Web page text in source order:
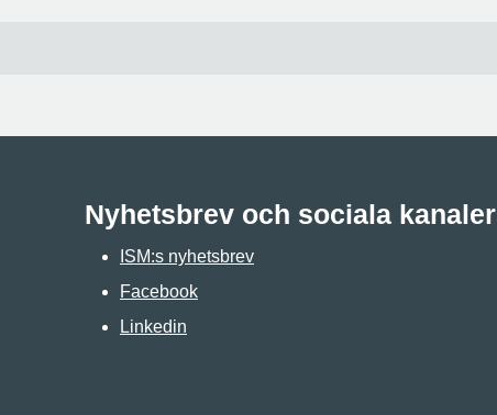
Nyhetsbrev och sociala kanaler
ISM:s nyhetsbrev
Facebook
Linkedin